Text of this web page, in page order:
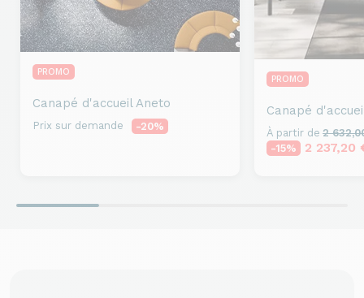
PROMO
Canapé d'accueilAneto
Prix sur demande -20%
PROMO
Canapé
À partir de 2
-15%
2